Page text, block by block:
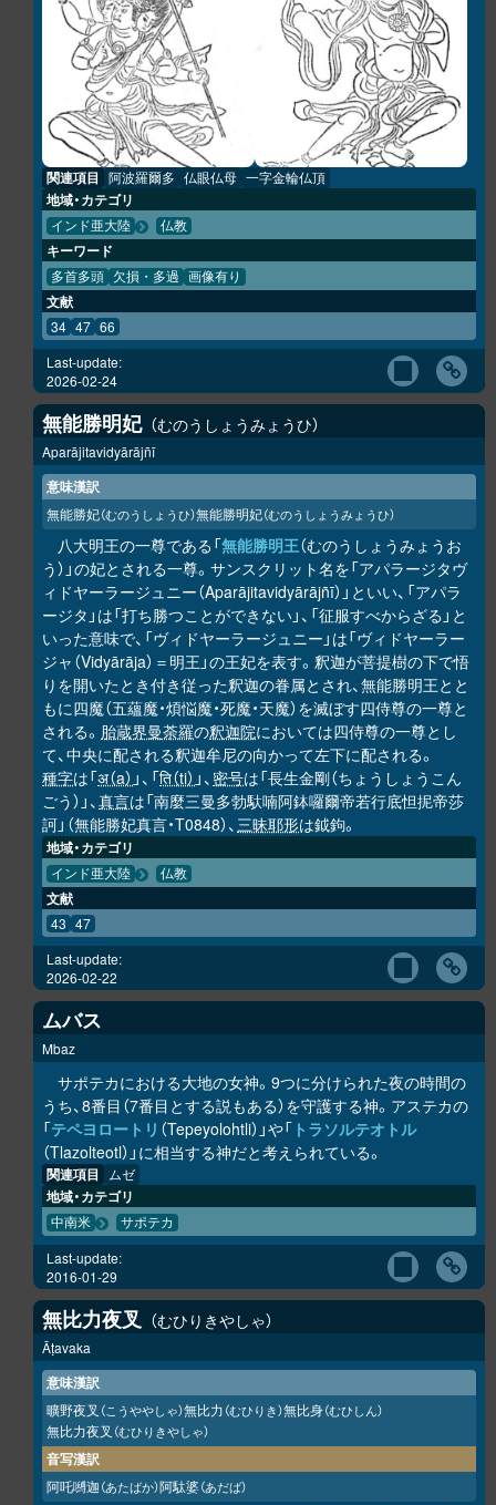
関連項目 阿波羅爾多 仏眼仏母 一字金輪仏頂
地域・カテゴリ
インド亜大陸 仏教
キーワード
多首多頭 欠損・多過 画像有り
文献
34 47 66
Last-update:
2026-02-24
無能勝明妃 むのうしょうみょうひ
Aparājitavidyārājñī
意味漢訳
無能勝妃（むのうしょうひ）無能勝明妃（むのうしょうみょうひ）
八大明王の一尊である「無能勝明王（むのうしょうみょうお
う）」の妃とされる一尊。サンスクリット名を「アパラージタヴ
ィドヤーラージュニー（Aparājitavidyārājñī）」といい、「アパラ
ージタ」は「打ち勝つことができない」、「征服すべからざる」と
いった意味で、「ヴィドヤーラージュニー」は「ヴィドヤーラー
ジャ（Vidyārāja）＝明王」の王妃を表す。釈迦が菩提樹の下で悟
りを開いたとき付き従った釈迦の眷属とされ、無能勝明王とと
もに四魔（五蘊魔・煩悩魔・死魔・天魔）を滅ぼす四侍尊の一尊と
される。 胎蔵界曼荼羅の釈迦院においては四侍尊の一尊とし
て、中央に配される釈迦牟尼の向かって左下に配される。
種字は「अ（a） 」、「ति（ti） 」、 密号は「長生金剛（ちょうしょうこん
ごう）」、真言は「南麼三曼多勃馱喃阿鉢囉爾帝若行底怛抳帝莎
訶」（無能勝妃真言・T0848）、三昧耶形は鉞鉤。
地域・カテゴリ
インド亜大陸 仏教
文献
43 47
Last-update:
2026-02-22
ムバス
Mbaz
サポテカにおける大地の女神。9つに分けられた夜の時間の
うち、8番目（7番目とする説もある）を守護する神。アステカの
「テペヨロートリ （Tepeyolohtli）」や「 トラソルテオトル
（Tlazolteotl）」に相当する神だと考えられている。
関連項目 ムゼ
地域・カテゴリ
中南米 サポテカ
Last-update:
2016-01-29
無比力夜叉 むひりきやしゃ
Āṭavaka
意味漢訳
曠野夜叉 （こうややしゃ）無比力（むひりき）無比身（むひしん）
無比力夜叉 （むひりきやしゃ）
音写漢訳
阿吒嚩迦（あたばか）阿駄婆（あだば）